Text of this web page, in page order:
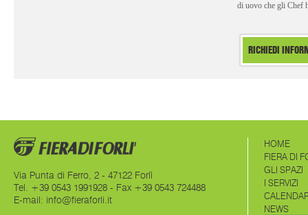
di uovo che gli Chef
RICHIEDI
Via Punta di Ferro, 2 - 47122 Forlì
Tel. +39 0543 1991928 - Fax +39 0543 724488
E-mail: info@fieraforli.it
HOME
FIERA DI
GLI SPAZI
I SERVIZI
NEWS